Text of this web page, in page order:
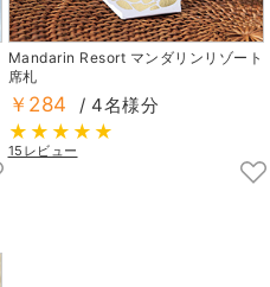
Mandarin Resort マンダリンリゾート
席札
￥284 / 4名様分
15レビュー